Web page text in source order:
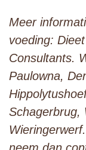
Meer
voeding:
Consultants.
Paulowna,
Schagerbrug,